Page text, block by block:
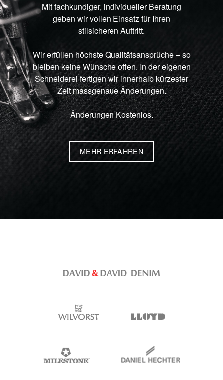
Mit fachkundiger, individueller Beratung
geben wir vollen Einsatz für Ihren
stilsicheren Auftritt.
Wir erfüllen höchste Qualitätsansprüche – so
bleiben keine Wünsche offen. In der eigenen
Schneiderei fertigen wir innerhalb kürzester
Zeit massgenaue Änderungen.
Änderungen Kostenlos.
MEHR ERFAHREN